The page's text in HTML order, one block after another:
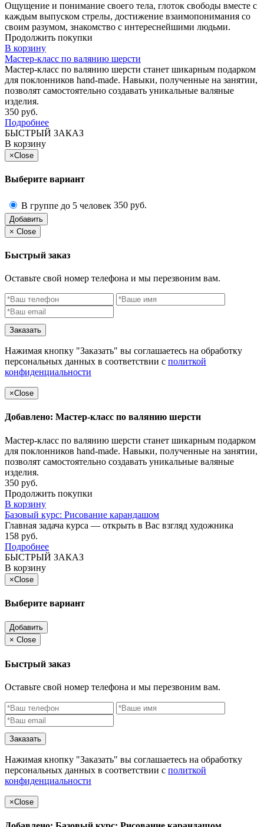
Ощущение и понимание своего тела, глоток свободы вместе с
каждым выпуском стрелы, достижение взаимопонимания со
своим разумом, знакомство с интереснейшими людьми.
Продолжить покупки
В корзину
Мастер-класс по валянию шерсти
Мастер-класс по валянию шерсти станет шикарным подарком
для поклонников hand-made. Навыки, полученные на занятии,
позволят самостоятельно создавать уникальные валяные
изделия.
350 руб.
Подробнее
БЫСТРЫЙ ЗАКАЗ
В корзину
×Close
Выберите вариант
В группе до 5 человек 350 руб.
Добавить
× Close
Быстрый заказ
Оставьте свой номер телефона и мы перезвоним вам.
Заказать
Нажимая кнопку "Заказать" вы соглашаетесь на обработку
персональных данных в соответствии с политкой
конфиденциальности
×Close
Добавлено: Мастер-класс по валянию шерсти
Мастер-класс по валянию шерсти станет шикарным подарком
для поклонников hand-made. Навыки, полученные на занятии,
позволят самостоятельно создавать уникальные валяные
изделия.
350 руб.
Продолжить покупки
В корзину
Базовый курс: Рисование карандашом
Главная задача курса — открыть в Вас взгляд художника
158 руб.
Подробнее
БЫСТРЫЙ ЗАКАЗ
В корзину
×Close
Выберите вариант
Добавить
× Close
Быстрый заказ
Оставьте свой номер телефона и мы перезвоним вам.
Заказать
Нажимая кнопку "Заказать" вы соглашаетесь на обработку
персональных данных в соответствии с политкой
конфиденциальности
×Close